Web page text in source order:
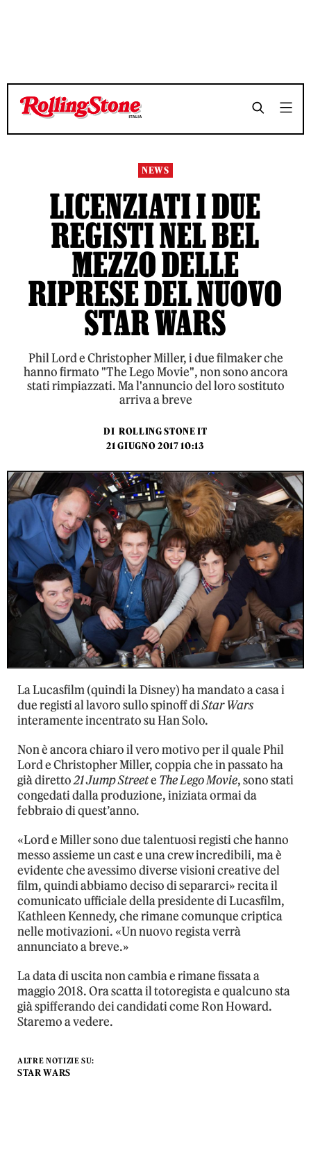
TEMPO DI LETTURA 3 MINUTI SHARE
TEMPO DI LETTURA 3 MINUTI SHARE
NEWS
LICENZIATI I DUE
REGISTI NEL BEL
MEZZO DELLE
RIPRESE DEL NUOVO
STAR WARS
Phil Lord e Christopher Miller, i due filmaker che
hanno firmato "The Lego Movie", non sono ancora
stati rimpiazzati. Ma l'annuncio del loro sostituto
arriva a breve
DI ROLLING STONE IT
21 GIUGNO 2017 10:13
La Lucasfilm (quindi la Disney) ha mandato a casa i
due registi al lavoro sullo spinoff diStar Wars
interamente incentrato su Han Solo.
Non è ancora chiaro il vero motivo per il quale Phil
Lord e Christopher Miller, coppia che in passato ha
già diretto21 Jump Streete The Lego Movie, sono stati
congedati dalla produzione, iniziata ormai da
febbraio di quest’anno.
«Lord e Miller sono due talentuosi registi che hanno
messo assieme un cast e una crew incredibili, ma è
evidente che avessimo diverse visioni creative del
film, quindi abbiamo deciso di separarci» recita il
comunicato ufficiale della presidente di Lucasfilm,
Kathleen Kennedy, che rimane comunque criptica
nelle motivazioni. «Un nuovo regista verrà
annunciato a breve.»
La data di uscita non cambia e rimane fissata a
maggio 2018. Ora scatta il totoregista e qualcuno sta
già spifferando dei candidati come Ron Howard.
Staremo a vedere.
ALTRE NOTIZIE SU:
STAR WARS